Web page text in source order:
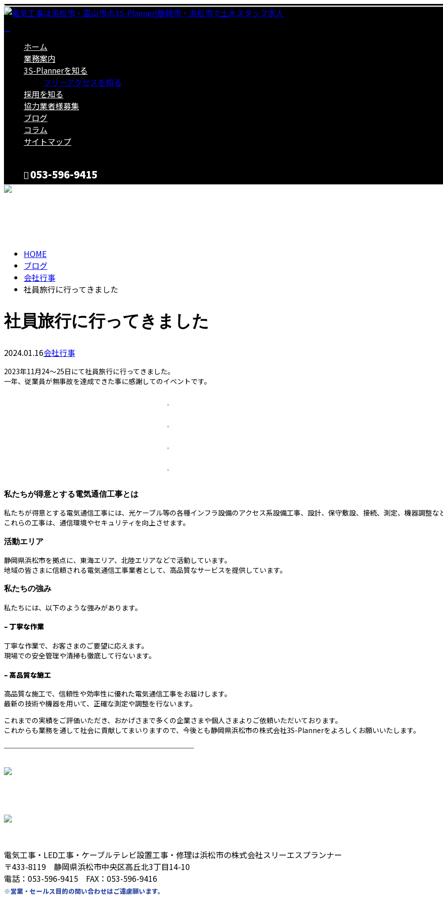
ホーム
業務案内
3S-Plannerを知る
フリーアクセスを知る
採用を知る
協力業者様募集
ブログ
コラム
サイトマップ
053-596-9415
HOME
ブログ
会社行事
社員旅行に行ってきました
社員旅行に行ってきました
2024.01.16会社行事
2023年11月24～25日にて社員旅行に行ってきました。
一年、従業員が無事故を達成できた事に感謝してのイベントです。
私たちが得意とする電気通信工事とは
私たちが得意とする電気通信工事には、光ケーブル等の各種インフラ設備のアクセス系設備工事、設計、保守敷設、接続、測定、機器調整な
これらの工事は、通信環境やセキュリティを向上させます。
活動エリア
静岡県浜松市を拠点に、東海エリア、北陸エリアなどで活動しています。
地域の皆さまに信頼される電気通信工事業者として、高品質なサービスを提供しています。
私たちの強み
私たちには、以下のような強みがあります。
– 丁寧な作業
丁寧な作業で、お客さまのご要望に応えます。
現場での安全管理や清掃も徹底して行ないます。
– 高品質な施工
高品質な施工で、信頼性や効率性に優れた電気通信工事をお届けします。
最新の技術や機器を用いて、正確な測定や調整を行ないます。
これまでの実績をご評価いただき、おかげさまで多くの企業さまや個人さまよりご依頼いただいております。
これからも業務を通して社会に貢献してまいりますので、今後とも静岡県浜松市の株式会社3S-Plannerをよろしくお願いいたします。
────────────────────────
電気工事・LED工事・ケーブルテレビ設置工事・修理は浜松市の株式会社スリーエスプランナー
〒433-8119 静岡県浜松市中央区高丘北3丁目14-10
電話：053-596-9415 FAX：053-596-9416
※営業・セールス目的の問い合わせはご遠慮願います。